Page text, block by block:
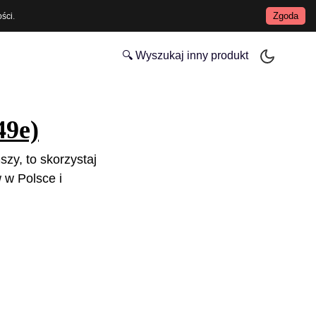
Zgoda
🔍 Wyszukaj inny produkt
to skorzystaj
w Polsce i